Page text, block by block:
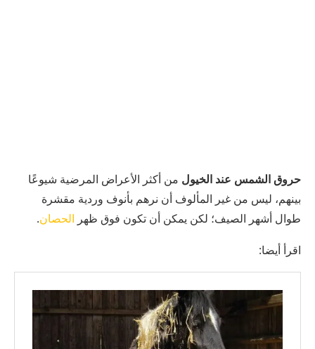
حروق الشمس عند الخيول من أكثر الأعراض المرضية شيوعًا
بينهم، ليس من غير المألوف أن نرهم بأنوف وردية مقشرة
طوال أشهر الصيف؛ لكن يمكن أن تكون فوق ظهر الحصان.
اقرأ أيضا: